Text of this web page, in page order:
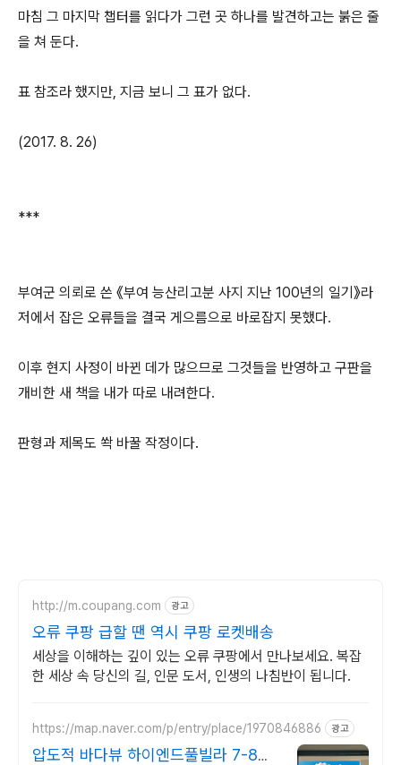
마침 그 마지막 챕터를 읽다가 그런 곳 하나를 발견하고는 붉은 줄
을 쳐 둔다.
표 참조라 했지만, 지금 보니 그 표가 없다.
(2017. 8. 26)
***
부여군 의뢰로 쓴 《부여 능산리고분 사지 지난 100년의 일기》라
저에서 잡은 오류들을 결국 게으름으로 바로잡지 못했다.
이후 현지 사정이 바뀐 데가 많으므로 그것들을 반영하고 구판을
개비한 새 책을 내가 따로 내려한다.
판형과 제목도 쏵 바꿀 작정이다.
http://m.coupang.com 광고
오류 쿠팡 급할 땐 역시 쿠팡 로켓배송
세상을 이해하는 깊이 있는 오류 쿠팡에서 만나보세요. 복잡
한 세상 속 당신의 길, 인문 도서, 인생의 나침반이 됩니다.
https://map.naver.com/p/entry/place/1970846886 광고
압도적 바다뷰 하이엔드풀빌라 7-8월